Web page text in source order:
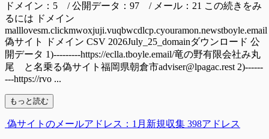
ドメイン：5 / 公開データ：97 / メール：21 この続きをみ
るには ドメイン
malllovesm.clickmwoxjuji.vuqbwcdlcp.cyouramon.newstboyle.email
偽サイト ドメイン CSV 2026July_25_domainダウンロード 公
開データ 1)---------https://eclla.tboyle.email/竜の野有限会社み丸
尾 と名乗る偽サイト福岡県朝倉市adviser@lpagac.rest 2)------
---https://rvo ...
もっと読む
偽サイトのメールアドレス：1月新規収集 398アドレス